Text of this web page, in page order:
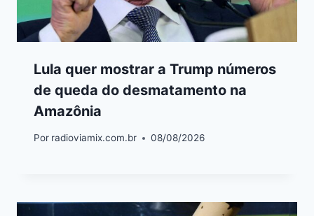
Lula quer mostrar a Trump números
de queda do desmatamento na
Amazônia
Por radioviamix.com.br 08/08/2026